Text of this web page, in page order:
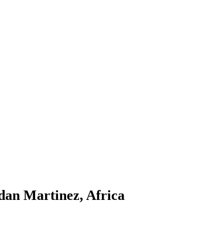
Martinez, Africa